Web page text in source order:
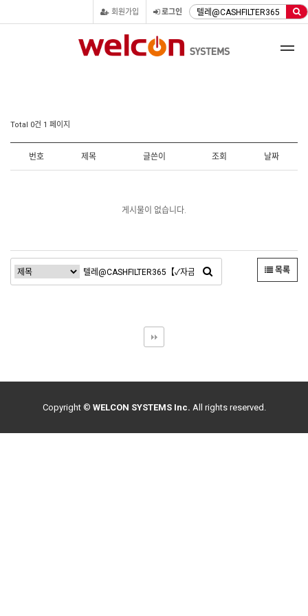
회원가입 로그인
Total 0건 1 페이지
번호 제목 글쓴이 조회 날짜
게시물이 없습니다.
목록
Copyright © WELCON SYSTEMS Inc. All rights reserved.